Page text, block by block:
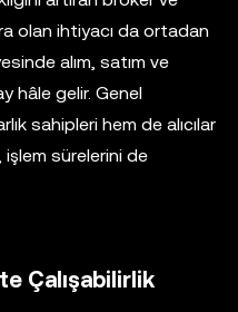
olan ihtiyacı da ortadan
alım, satım ve
hâle gelir. Genel
sahipleri hem de alıcılar
sürelerini de
Çalışabilirlik